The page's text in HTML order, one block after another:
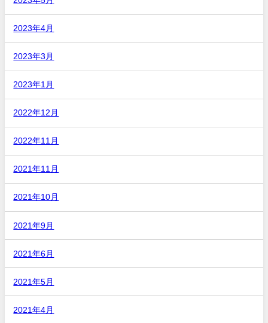
2023年4月
2023年3月
2023年1月
2022年12月
2022年11月
2021年11月
2021年10月
2021年9月
2021年6月
2021年5月
2021年4月